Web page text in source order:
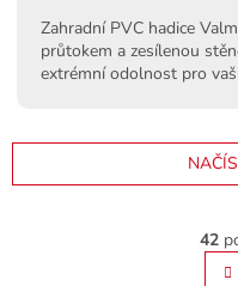
Zahradní PVC hadice
průtokem a zesílenou
extrémní odolnost pro
42